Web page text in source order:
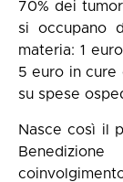
70% dei
si occupano
materia: 1
5 euro in cure
su spese
Nasce così il